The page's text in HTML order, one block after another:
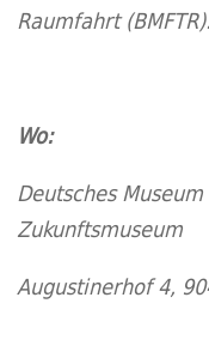
Raumfahrt (BMFTR).
Wo:
Deutsches
Zukunftsmuseum
Augustinerhof 4,